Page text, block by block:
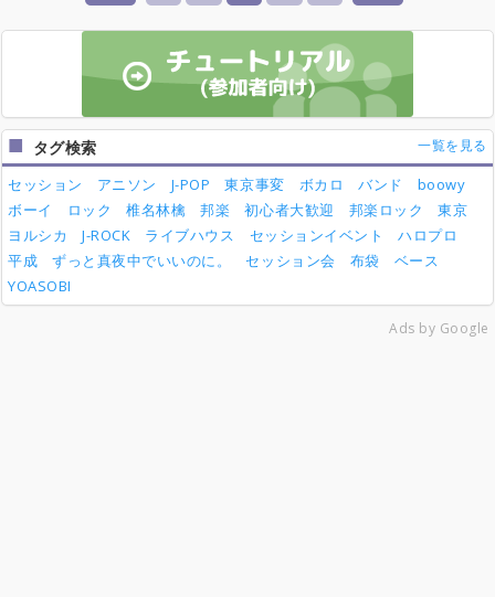
タグ検索 一覧を見る
セッション アニソン J-POP 東京事変 ボカロ バンド
boowy
ボーイ
ロック 椎名林檎 邦楽 初心者大歓迎 邦楽ロック
東京
ヨルシカ
J-ROCK ライブハウス セッションイベント
ハロプロ
平成
ずっと真夜中でいいのに。 セッション会 布袋
ベース
YOASOBI
Ads by Google